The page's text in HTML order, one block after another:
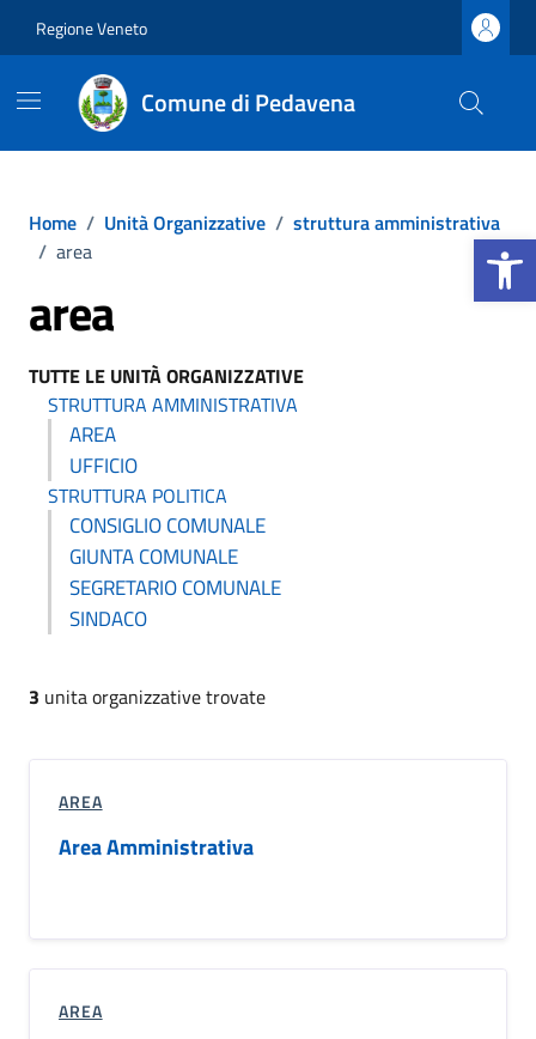
Regione Veneto
Comune di Pedavena
Home / Unità Organizzative / struttura amministrativa
/ area
area
TUTTE LE UNITÀ ORGANIZZATIVE
STRUTTURA AMMINISTRATIVA
AREA
UFFICIO
STRUTTURA POLITICA
CONSIGLIO COMUNALE
GIUNTA COMUNALE
SEGRETARIO COMUNALE
SINDACO
3 unita organizzative trovate
AREA
Area Amministrativa
AREA
Apri la